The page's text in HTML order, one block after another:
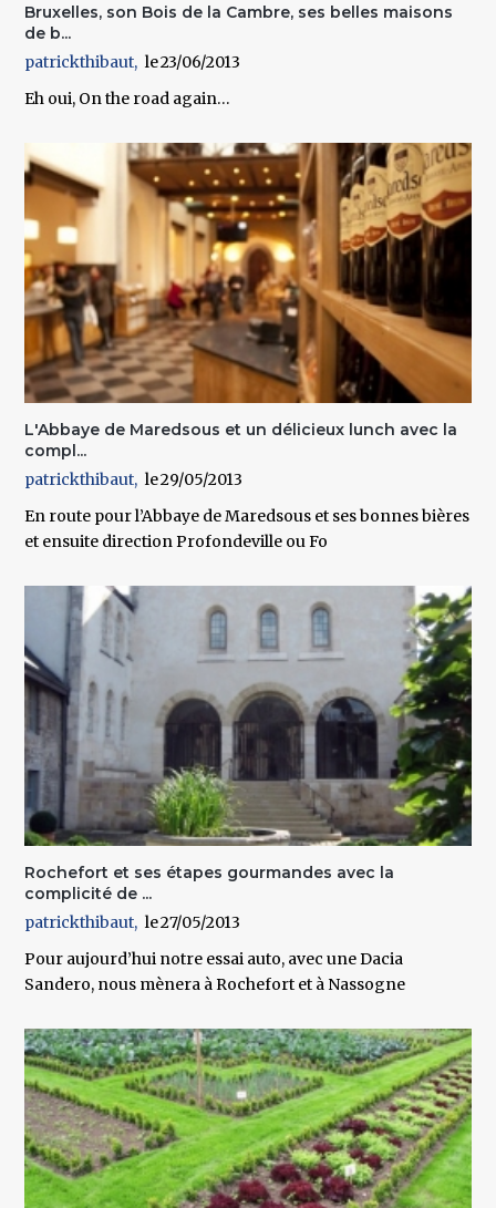
Bruxelles, son Bois de la Cambre, ses belles maisons
de b...
patrickthibaut
23/06/2013
Eh oui, On the road again…
L'Abbaye de Maredsous et un délicieux lunch avec la
compl...
patrickthibaut
29/05/2013
En route pour l’Abbaye de Maredsous et ses bonnes bières
et ensuite direction Profondeville ou Fo
Rochefort et ses étapes gourmandes avec la
complicité de ...
patrickthibaut
27/05/2013
Pour aujourd’hui notre essai auto, avec une Dacia
Sandero, nous mènera à Rochefort et à Nassogne